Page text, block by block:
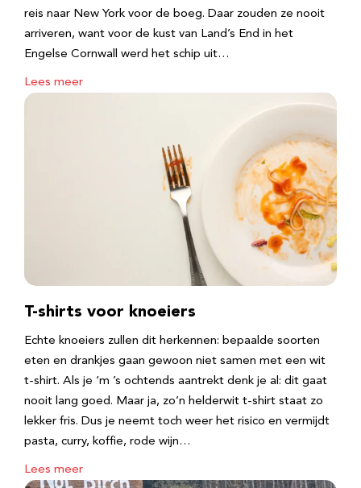
reis naar New York voor de boeg. Daar zouden ze nooit
arriveren, want voor de kust van Land’s End in het
Engelse Cornwall werd het schip uit…
Lees meer
T-shirts voor knoeiers
Echte knoeiers zullen dit herkennen: bepaalde soorten
eten en drankjes gaan gewoon niet samen met een wit
t-shirt. Als je ‘m ’s ochtends aantrekt denk je al: dit gaat
nooit lang goed. Maar ja, zo’n helderwit t-shirt staat zo
lekker fris. Dus je neemt toch weer het risico en vermijdt
pasta, curry, koffie, rode wijn…
Lees meer